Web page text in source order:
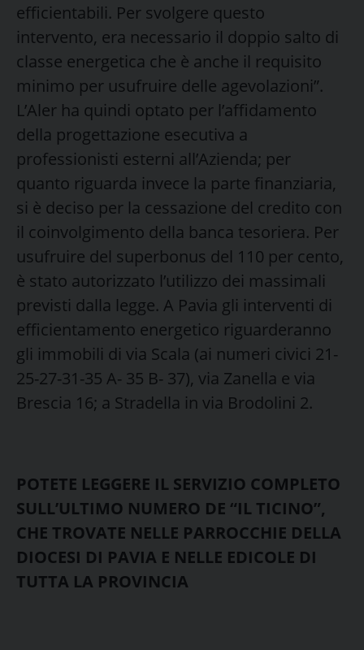
efficientabili. Per svolgere questo
intervento, era necessario il doppio salto di
classe energetica che è anche il requisito
minimo per usufruire delle agevolazioni”.
L’Aler ha quindi optato per l’affidamento
della progettazione esecutiva a
professionisti esterni all’Azienda; per
quanto riguarda invece la parte finanziaria,
si è deciso per la cessazione del credito con
il coinvolgimento della banca tesoriera. Per
usufruire del superbonus del 110 per cento,
è stato autorizzato l’utilizzo dei massimali
previsti dalla legge. A Pavia gli interventi di
efficientamento energetico riguarderanno
gli immobili di via Scala (ai numeri civici 21-
25-27-31-35 A- 35 B- 37), via Zanella e via
Brescia 16; a Stradella in via Brodolini 2.
POTETE LEGGERE IL SERVIZIO COMPLETO
SULL’ULTIMO NUMERO DE “IL TICINO”,
CHE TROVATE NELLE PARROCCHIE DELLA
DIOCESI DI PAVIA E NELLE EDICOLE DI
TUTTA LA PROVINCIA